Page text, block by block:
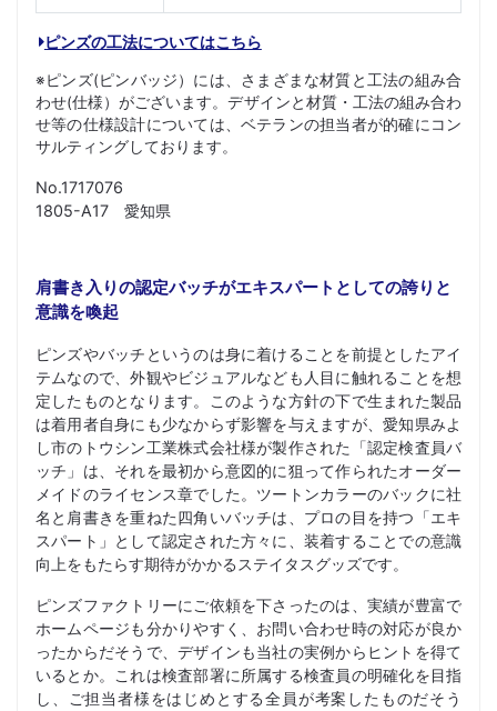
ピンズの工法についてはこちら
※ピンズ(ピンバッジ）には、さまざまな材質と工法の組み合
わせ(仕様）がございます。デザインと材質・工法の組み合わ
せ等の仕様設計については、ベテランの担当者が的確にコン
サルティングしております。
No.1717076
1805-A17 愛知県
肩書き入りの認定バッチがエキスパートとしての誇りと
意識を喚起
ピンズやバッチというのは身に着けることを前提としたアイ
テムなので、外観やビジュアルなども人目に触れることを想
定したものとなります。このような方針の下で生まれた製品
は着用者自身にも少なからず影響を与えますが、愛知県みよ
し市のトウシン工業株式会社様が製作された「認定検査員バ
ッチ」は、それを最初から意図的に狙って作られたオーダー
メイドのライセンス章でした。ツートンカラーのバックに社
名と肩書きを重ねた四角いバッチは、プロの目を持つ「エキ
スパート」として認定された方々に、装着することでの意識
向上をもたらす期待がかかるステイタスグッズです。
ピンズファクトリーにご依頼を下さったのは、実績が豊富で
ホームページも分かりやすく、お問い合わせ時の対応が良か
ったからだそうで、デザインも当社の実例からヒントを得て
いるとか。これは検査部署に所属する検査員の明確化を目指
し、ご担当者様をはじめとする全員が考案したものだそう